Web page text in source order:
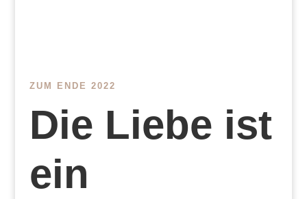
ZUM ENDE 2022
Die Liebe ist
ein